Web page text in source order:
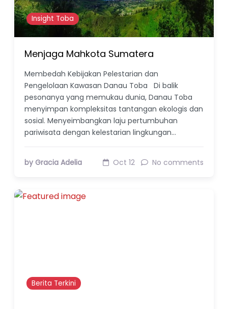
Insight Toba
Menjaga Mahkota Sumatera
Membedah Kebijakan Pelestarian dan
Pengelolaan Kawasan Danau Toba Di balik
pesonanya yang memukau dunia, Danau Toba
menyimpan kompleksitas tantangan ekologis dan
sosial. Menyeimbangkan laju pertumbuhan
pariwisata dengan kelestarian lingkungan…
by Gracia Adelia Oct 12 No comments
Berita Terkini